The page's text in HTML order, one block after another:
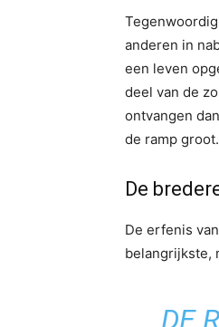
anderen in
een leven
deel van de
ontvangen
de ramp groot.
De
De erfenis
belangrijkste,
DE